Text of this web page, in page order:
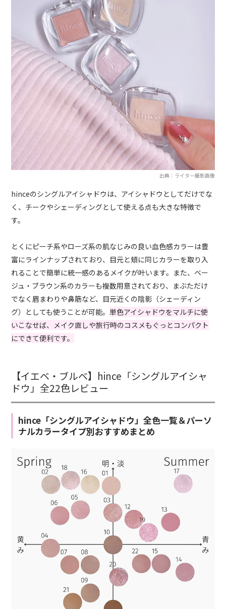
出典：ライター撮影画像
hinceのシングルアイシャドウは、アイシャドウとしてだけでな
く、チークやシェーディングとして使える点も大きな特徴で
す。
とくにピーチ系やローズ系の肌なじみの良い血色感カラーは豊
富にラインナップされており、目元と頬に同じカラーを取り入
れることで簡単に統一感のあるメイクが叶います。また、ベー
ジュ・ブラウン系のカラーも複数用意されており、まぶただけ
でなく眉まわりや鼻筋など、目元近くの陰影（シェーディン
グ）としても使うことが可能。単色アイシャドウをマルチに使
いこなせば、メイク直しや旅行時のコスメもぐっとコンパクト
にできて便利です。
【イエベ・ブルベ】hince「シングルアイシャ
ドウ」全22色レビュー
hince「シングルアイシャドウ」全色一覧＆パーソ
ナルカラータイプ別おすすめまとめ